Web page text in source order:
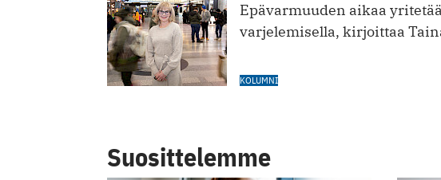
Epävarmuuden aikaa
varjelemisella, kirjoittaa
KOLUMNI
Suosittelemme